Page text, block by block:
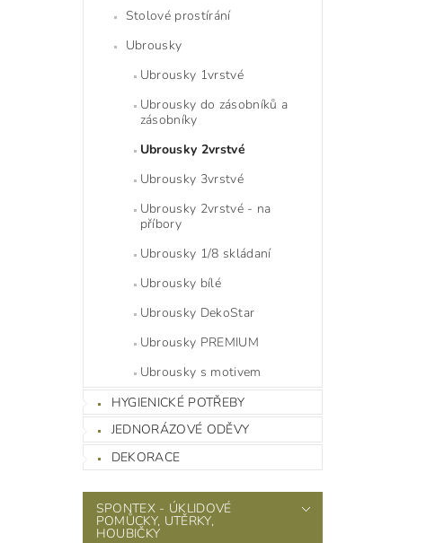
Stolové prostírání
Ubrousky
Ubrousky 1vrstvé
Ubrousky do zásobníků a
zásobníky
Ubrousky 2vrstvé
Ubrousky 3vrstvé
Ubrousky 2vrstvé - na
příbory
Ubrousky 1/8 skládaní
Ubrousky bílé
Ubrousky DekoStar
Ubrousky PREMIUM
Ubrousky s motivem
HYGIENICKÉ POTŘEBY
JEDNORÁZOVÉ ODĚVY
DEKORACE
SPONTEX - ÚKLIDOVÉ
POMŮCKY, UTĚRKY,
HOUBIČKY